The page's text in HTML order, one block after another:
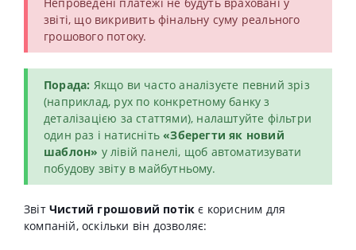
звіті, що викривить фінальну суму реального
грошового потоку.
Порада: Якщо ви часто аналізуєте певний зріз
(наприклад, рух по конкретному банку з
деталізацією за статтями), налаштуйте фільтри
один раз і натисніть«Зберегти як новий
шаблон» у лівій панелі, щоб автоматизувати
побудову звіту в майбутньому.
Звіт Чистий грошовий потік є корисним для
компаній, оскільки він дозволяє: